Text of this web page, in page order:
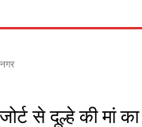
से दूल्हे की मां